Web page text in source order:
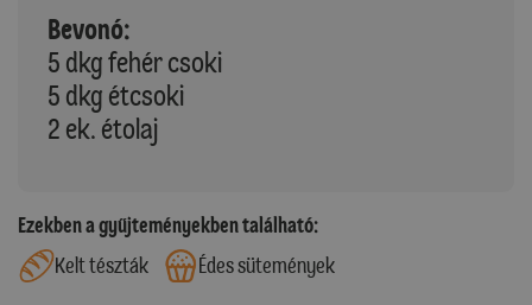
Bevonó:
5 dkg fehér csoki
5 dkg étcsoki
2 ek. étolaj
Ezekben a gyűjteményekben található:
Kelt tészták
Édes sütemények